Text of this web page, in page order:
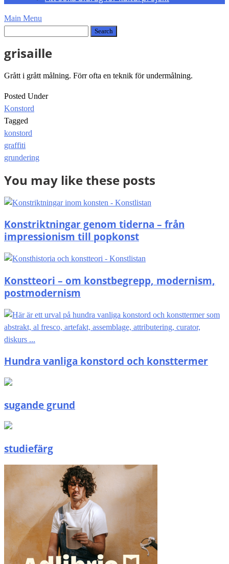
Main Menu
grisaille
Grått i grått målning. Förr ofta en teknik för undermålning.
Posted Under
Konstord
Tagged
konstord
Post
navigation
graffiti
grundering
You may like these posts
Konstriktningar genom tiderna – från
impressionism till popkonst
Konstteori – om konstbegrepp, modernism,
postmodernism
Hundra vanliga konstord och konsttermer
sugande grund
studiefärg